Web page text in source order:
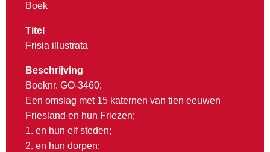
Boek
Titel
Frisia illustrata
Beschrijving
Boeknr. GO-3460;
Een omslag met 15 katernen van tien eeuwen
Friesland en hun Friezen;
1. en hun elf steden;
2. en hun dorpen;